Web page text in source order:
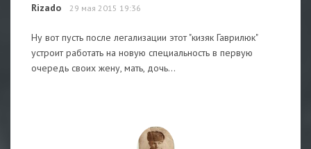
Rizado 29 мая 2015 19:36
Ну вот пусть после легализации этот "кизяк Гаврилюк"
устроит работать на новую специальность в первую
очередь своих жену, мать, дочь...